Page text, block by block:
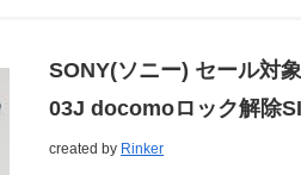
SONY(ソニー) セール対
03J docomoロック解除
created by Rinker